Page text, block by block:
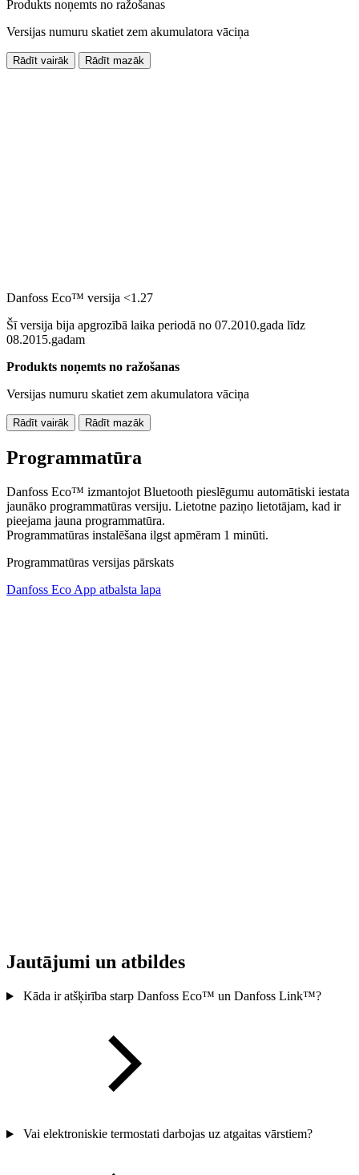
Produkts noņemts no ražošanas
Versijas numuru skatiet zem akumulatora vāciņa
Rādīt vairāk Rādīt mazāk
Danfoss Eco™ versija <1.27
Šī versija bija apgrozībā laika periodā no 07.2010.gada līdz
08.2015.gadam
Produkts noņemts no ražošanas
Versijas numuru skatiet zem akumulatora vāciņa
Rādīt vairāk Rādīt mazāk
Programmatūra
Danfoss Eco™ izmantojot Bluetooth pieslēgumu automātiski iestata
jaunāko programmatūras versiju. Lietotne paziņo lietotājam, kad ir
pieejama jauna programmatūra.
Programmatūras instalēšana ilgst apmēram 1 minūti.
Programmatūras versijas pārskats
Danfoss Eco App atbalsta lapa
Jautājumi un atbildes
Kāda ir atšķirība starp Danfoss Eco™ un Danfoss Link™?
Vai elektroniskie termostati darbojas uz atgaitas vārstiem?